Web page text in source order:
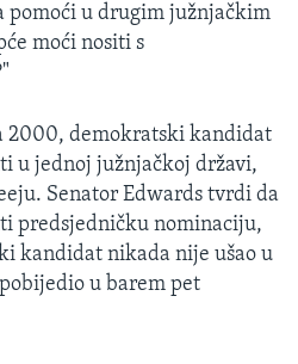
pomoći u drugim južnjačkim
moći nositi s
2000, demokratski kandidat
u jednoj južnjačkoj državi,
Senator Edwards tvrdi da
predsjedničku nominaciju,
kandidat nikada nije ušao u
u barem pet